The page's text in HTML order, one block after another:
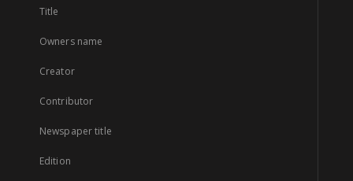
Title
Owners name
Creator
Contributor
Newspaper title
Edition